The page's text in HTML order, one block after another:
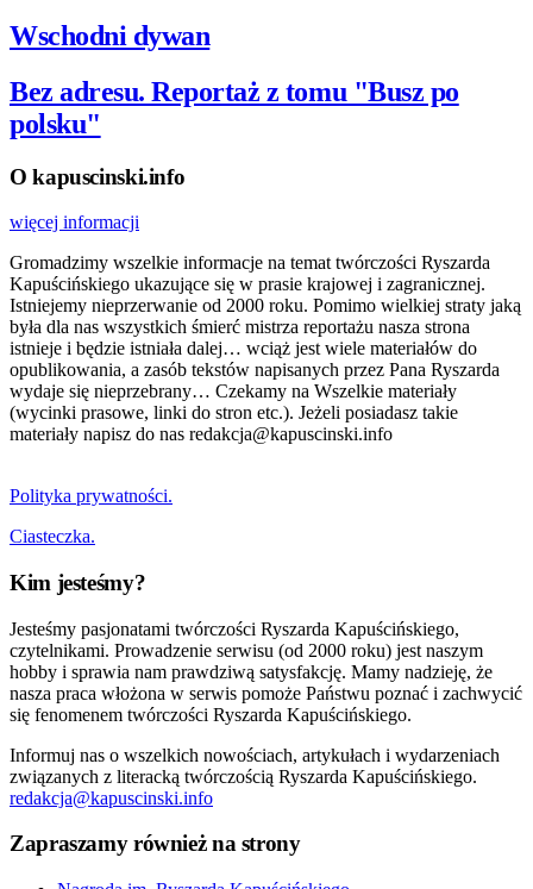
Wschodni dywan
Bez adresu. Reportaż z tomu "Busz po
polsku"
O kapuscinski.info
więcej informacji
Gromadzimy wszelkie informacje na temat twórczości Ryszarda
Kapuścińskiego ukazujące się w prasie krajowej i zagranicznej.
Istniejemy nieprzerwanie od 2000 roku. Pomimo wielkiej straty jaką
była dla nas wszystkich śmierć mistrza reportażu nasza strona
istnieje i będzie istniała dalej… wciąż jest wiele materiałów do
opublikowania, a zasób tekstów napisanych przez Pana Ryszarda
wydaje się nieprzebrany… Czekamy na Wszelkie materiały
(wycinki prasowe, linki do stron etc.). Jeżeli posiadasz takie
materiały napisz do nas redakcja@kapuscinski.info
Polityka prywatności.
Ciasteczka.
Kim jesteśmy?
Jesteśmy pasjonatami twórczości Ryszarda Kapuścińskiego,
czytelnikami. Prowadzenie serwisu (od 2000 roku) jest naszym
hobby i sprawia nam prawdziwą satysfakcję. Mamy nadzieję, że
nasza praca włożona w serwis pomoże Państwu poznać i zachwycić
się fenomenem twórczości Ryszarda Kapuścińskiego.
Informuj nas o wszelkich nowościach, artykułach i wydarzeniach
związanych z literacką twórczością Ryszarda Kapuścińskiego.
redakcja@kapuscinski.info
Zapraszamy również na strony